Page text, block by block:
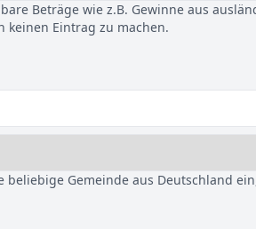
Beträge wie z.B. Gewinne aus
Eintrag zu machen.
beliebige Gemeinde aus Deutschland